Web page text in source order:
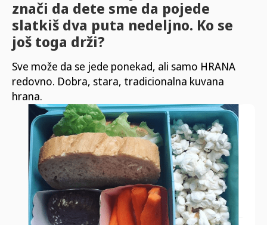
znači da dete sme da pojede
slatkiš dva puta nedeljno. Ko se
još toga drži?
Sve može da se jede ponekad, ali samo HRANA
redovno. Dobra, stara, tradicionalna kuvana
hrana.